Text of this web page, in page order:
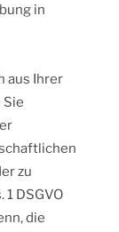
in
aus Ihrer
Sie
zu
DSGVO
die